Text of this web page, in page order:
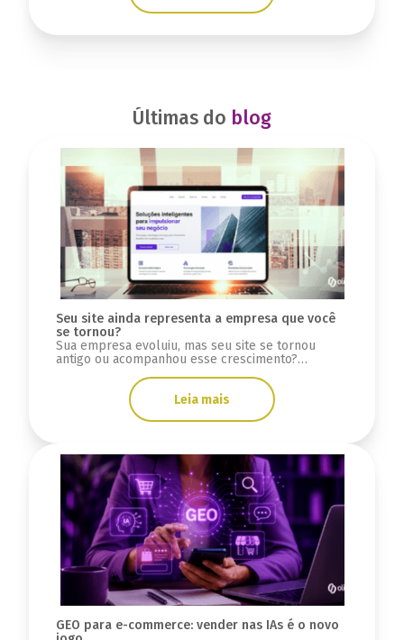
Últimas do blog
Seu site ainda representa a empresa que você
se tornou?
Sua empresa evoluiu, mas seu site se tornou
antigo ou acompanhou esse crescimento?
Leia mais
GEO para e-commerce: vender nas IAs é o novo